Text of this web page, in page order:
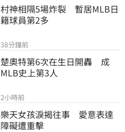
村神相隔5場炸裂　暫居MLB日
籍球員第2多
38分鐘前
楚奧特第6次在生日開轟　成
MLB史上第3人
2小時前
樂天女孩淚揭往事　愛意表達
障礙遭重擊